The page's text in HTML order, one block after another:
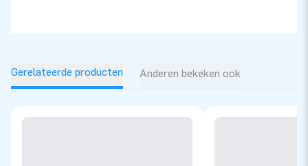
Gerelateerde producten Anderen bekeken ook